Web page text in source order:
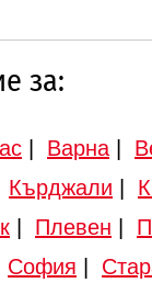
за:
Варна
Кърджали
Плевен
София